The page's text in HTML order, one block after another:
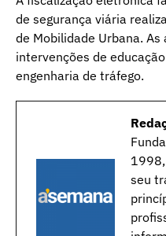
de segurança viária
de Mobilidade Urbana.
intervenções de
engenharia de tráfego.
seu